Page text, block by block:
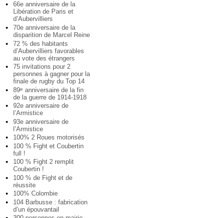
66e anniversaire de la
Libération de Paris et
d’Aubervilliers
70e anniversaire de la
disparition de Marcel Reine
72 % des habitants
d’Aubervilliers favorables
au vote des étrangers
75 invitations pour 2
personnes à gagner pour la
finale de rugby du Top 14
89e anniversaire de la fin
de la guerre de 1914-1918
92e anniversaire de
l’Armistice
93e anniversaire de
l’Armistice
100% 2 Roues motorisés
100 % Fight et Coubertin
full !
100 % Fight 2 remplit
Coubertin !
100 % de Fight et de
réussite
100% Colombie
104 Barbusse : fabrication
d’un épouvantail